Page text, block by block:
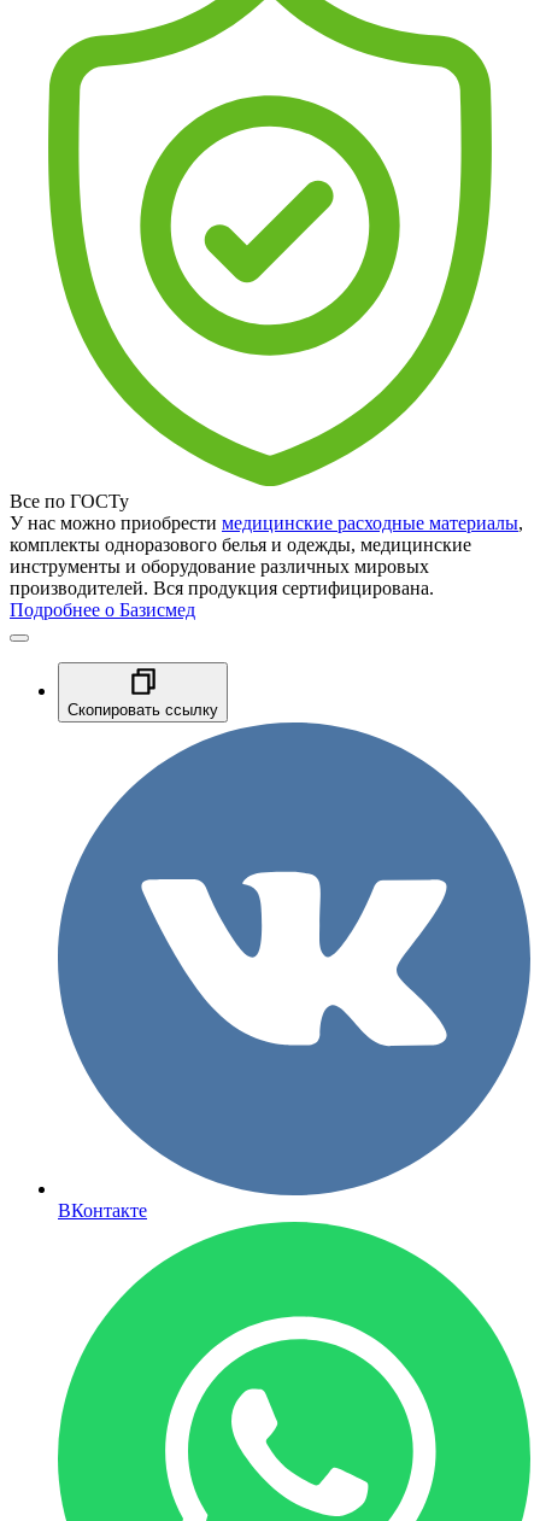
Все по ГОСТу
У нас можно приобрести медицинские расходные материалы,
комплекты одноразового белья и одежды, медицинские
инструменты и оборудование различных мировых
производителей. Вся продукция сертифицирована.
Подробнее о Базисмед
Скопировать ссылку
ВКонтакте